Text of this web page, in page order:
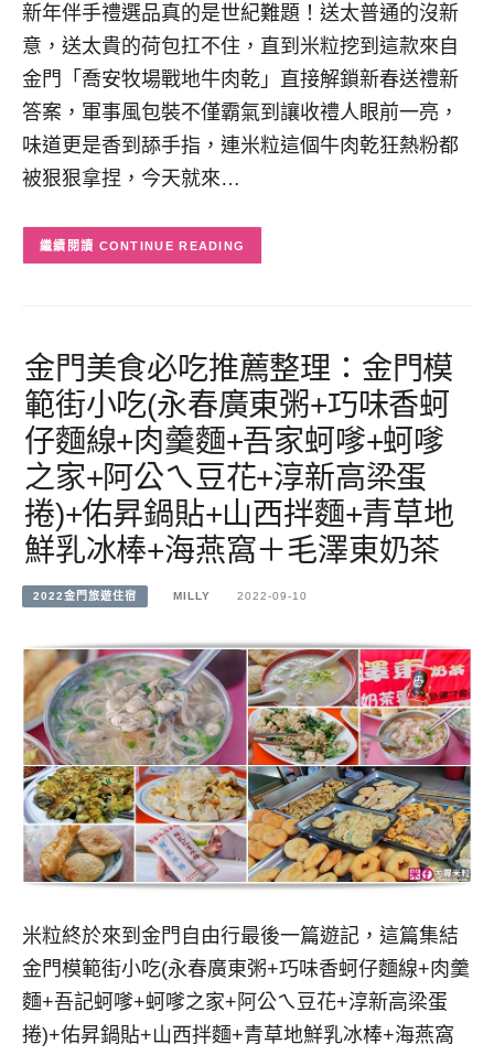
新年伴手禮選品真的是世紀難題！送太普通的沒新
意，送太貴的荷包扛不住，直到米粒挖到這款來自
金門「喬安牧場戰地牛肉乾」直接解鎖新春送禮新
答案，軍事風包裝不僅霸氣到讓收禮人眼前一亮，
味道更是香到舔手指，連米粒這個牛肉乾狂熱粉都
被狠狠拿捏，今天就來…
CONTINUE READING
金門美食必吃推薦整理：金門模
範街小吃(永春廣東粥+巧味香蚵
仔麵線+肉羹麵+吾家蚵嗲+蚵嗲
之家+阿公ㄟ豆花+淳新高梁蛋
捲)+佑昇鍋貼+山西拌麵+青草地
鮮乳冰棒+海燕窩＋毛澤東奶茶
2022金門旅遊住宿 MILLY 2022-09-10
米粒終於來到金門自由行最後一篇遊記，這篇集結
金門模範街小吃(永春廣東粥+巧味香蚵仔麵線+肉羹
麵+吾記蚵嗲+蚵嗲之家+阿公ㄟ豆花+淳新高梁蛋
捲)+佑昇鍋貼+山西拌麵+青草地鮮乳冰棒+海燕窩